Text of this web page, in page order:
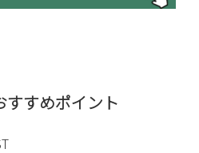
すすめポイント